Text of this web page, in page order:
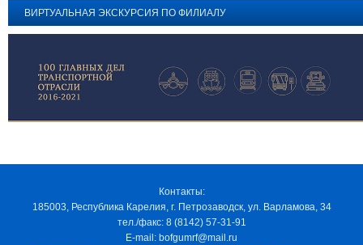
ВИРТУАЛЬНАЯ ЭКСКУРСИЯ ПО ФИЛИАЛУ
Контакты:
185003, Республика Карелия, г. Петрозаводск, ул. Варламова, 34
тел./факс: 8 (8142) 57-31-91
E-mail: bofgumrf@mail.ru